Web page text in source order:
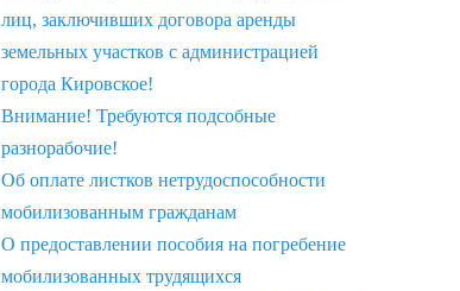
лиц, заключивших договора аренды
земельных участков с администрацией
города Кировское!
Внимание! Требуются подсобные
разнорабочие!
Об оплате листков нетрудоспособности
мобилизованным гражданам
О предоставлении пособия на погребение
мобилизованных трудящихся